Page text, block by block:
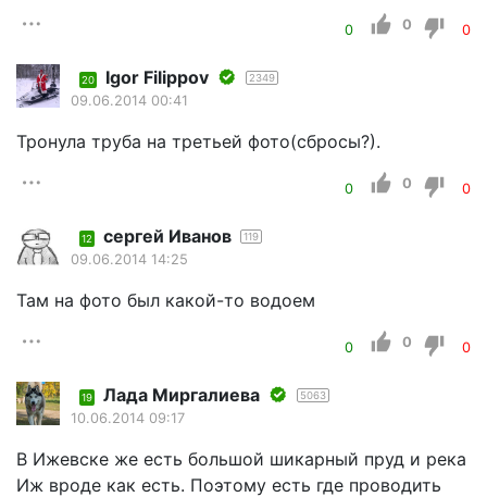
0 0 0
20 Igor Filippov 2349
09.06.2014 00:41
Тронула труба на третьей фото(сбросы?).
0 0 0
12 сергей Иванов 119
09.06.2014 14:25
Там на фото был какой-то водоем
0 0 0
19 Лада Миргалиева 5063
10.06.2014 09:17
В Ижевске же есть большой шикарный пруд и река
Иж вроде как есть. Поэтому есть где проводить